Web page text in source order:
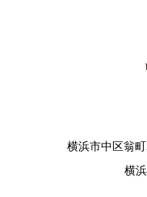
横浜市中区翁
横